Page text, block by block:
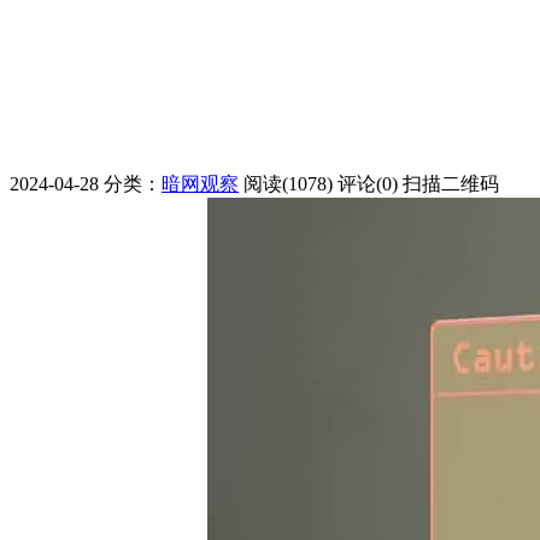
2024-04-28 分类： 暗网观察 阅读(1078) 评论(0) 扫描二维码